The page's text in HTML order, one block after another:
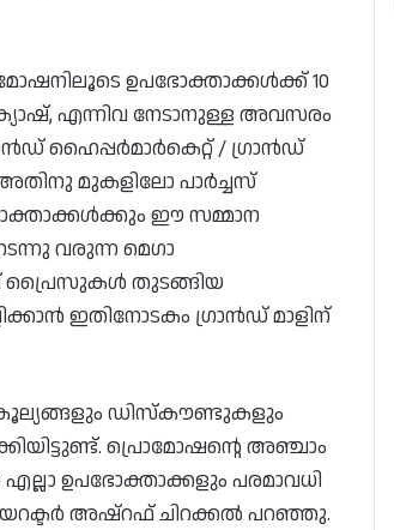
ഉപഭോക്താക്കൾക്ക് 10
എന്നിവ നേടാനുള്ള അവസരം
ഹൈപ്പർമാർകെറ്റ് / ഗ്രാൻഡ്
മുകളിലോ പാർച്ചസ്‌
ഈ സമ്മാന
വരുന്ന മെഗാ
പ്രൈസുകൾ തുടങ്ങിയ
ഇതിനോടകം ഗ്രാൻഡ് മാളിന്
ഡിസ്‌കൗണ്ടുകളും
പ്രൊമോഷന്റെ അഞ്ചാം
ഉപഭോക്താക്കളും പരമാവധി
അഷ്‌റഫ് ചിറക്കൽ പറഞ്ഞു.